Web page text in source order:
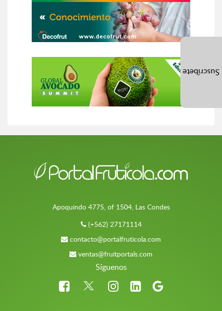
Apoquindo 4775, of 1504, Las Condes
(+562) 27171114
contacto@portalfruticola.com
ventas@fruitportals.com
Síguenos
Suscríbete